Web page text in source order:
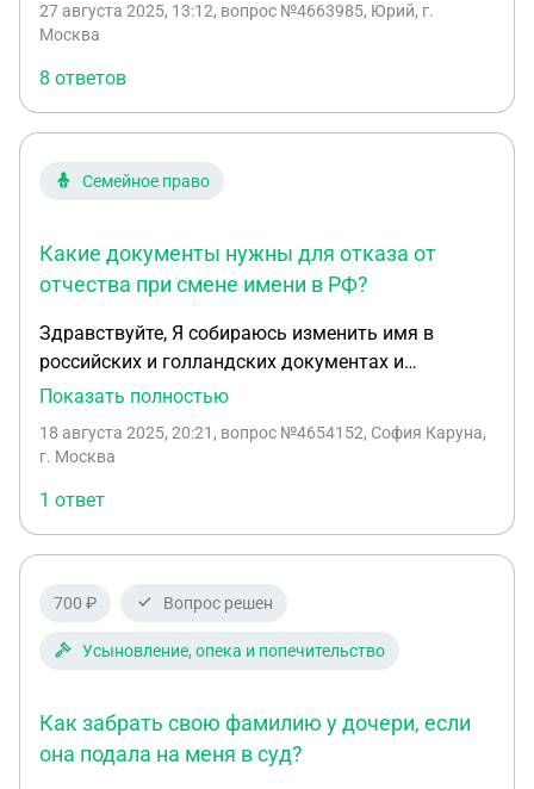
прабабушка мать дедушки. Нашли свидетельство
свидетельство о рождении деда, там прабабушка
тоже под фамилией К. Обращались в ЗАГС, чтоб
дали справку о смене фамилии прабабушки, но
там таких данных нет. Нашли только трудовую
книжку, где написано, что фамилия поменяна в
основанием. Подскажите, куда обратиться, чтоб
взять справку о смене фамилии, или как обычно
27 августа 2025, 13:12, вопрос №4663985, Юрий, г.
Москва
8 ответов
Семейное право
Какие документы нужны для отказа от
отчества при смене имени в РФ?
Здравствуйте, Я собираюсь изменить имя в
российских и голландских документах и
отказаться от отчества. Согласно п. 1 ст. 19 ГК
соответствует национальному обычаю. У меня
России. Подскажите, какие документы
необходимо предоставить, чтобы оформить отказ
от отчества? С уважением, София К.
Показать полностью
18 августа 2025, 20:21 , вопрос №4654152, София Каруна,
г. Москва
1 ответ
700 ₽ Вопрос решен
Усыновление, опека и попечительство
Как забрать свою фамилию у дочери, если
она подала на меня в суд?